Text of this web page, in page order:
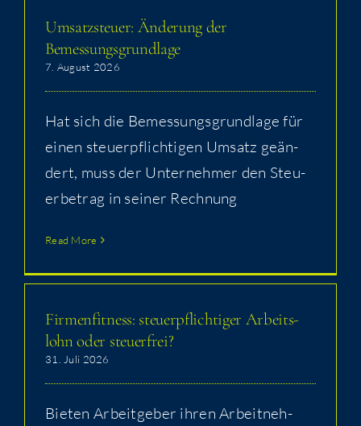
Umsatz­steu­er: Ände­rung der
Bemessungsgrundlage
7. August 2026
Hat sich die Bemes­sungs­grund­la­ge für
einen steu­er­pflich­ti­gen Umsatz geän­
dert, muss der Unter­neh­mer den Steu­
er­be­trag in sei­ner Rechnung
Read More
Fir­men­fit­ness: steu­er­pflich­ti­ger Arbeits­
lohn oder steuerfrei?
31. Juli 2026
Bie­ten Arbeit­ge­ber ihren Arbeit­neh­